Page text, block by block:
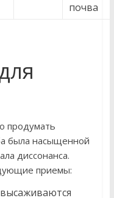
почва
продумать
была насыщенной
диссонанса.
приемы:
высаживаются